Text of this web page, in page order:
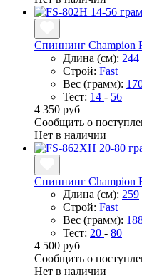
Спиннинг Champion
Длина (см): 244
Строй: Fast
Вес (грамм):
Тест: 14 - 56
4 350 руб
Сообщить о
Нет в наличии
Спиннинг Champion
Длина (см): 259
Строй: Fast
Вес (грамм):
Тест: 20 - 80
4 500 руб
Сообщить о
Нет в наличии